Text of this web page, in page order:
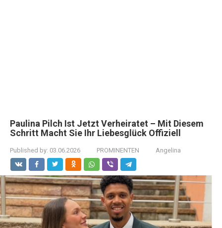
Paulina Pilch Ist Jetzt Verheiratet – Mit Diesem
Schritt Macht Sie Ihr Liebesglück Offiziell
Published by: 03.06.2026 PROMINENTEN Angelina